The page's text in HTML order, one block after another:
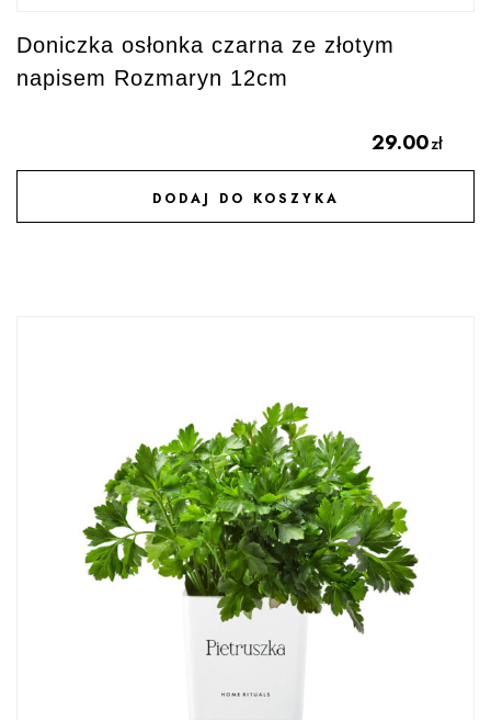
Doniczka osłonka czarna ze złotym
napisem Rozmaryn 12cm
29.00zł
DODAJ DO KOSZYKA
DODAJ DO ULUBIONYCH